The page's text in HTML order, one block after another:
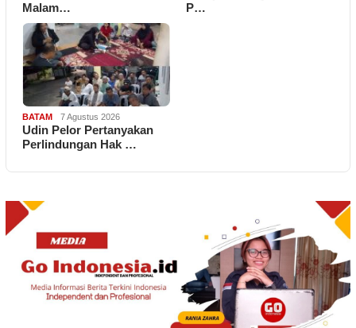
Malam…
P…
BATAM 7 Agustus 2026
Udin Pelor Pertanyakan
Perlindungan Hak …